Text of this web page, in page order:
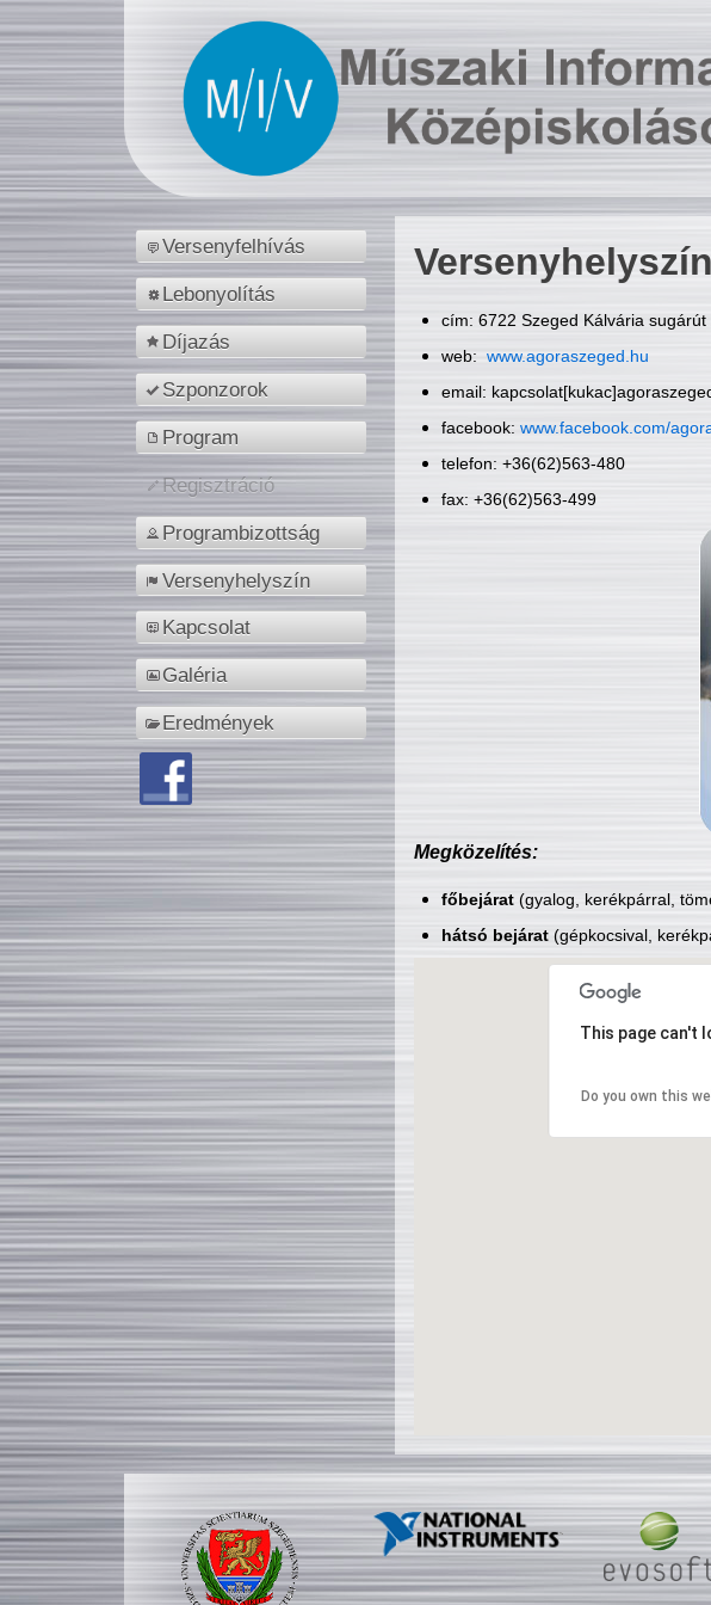
Versenyfelhívás
Lebonyolítás
Díjazás
Szponzorok
Program
Regisztráció
Programbizottság
Versenyhelyszín
Kapcsolat
Galéria
Eredmények
Versenyhelyszín
cím: 6722 Szeged Kálvária
web: www.agoraszeged.hu
email:
facebook: www.facebook.com/
telefon: +36(62)563-480
fax: +36(62)563-499
Megközelítés:
főbejárat(gyalog, kerékpárral,
hátsó bejárat(gépkocsival,
This page can't
Do you own this